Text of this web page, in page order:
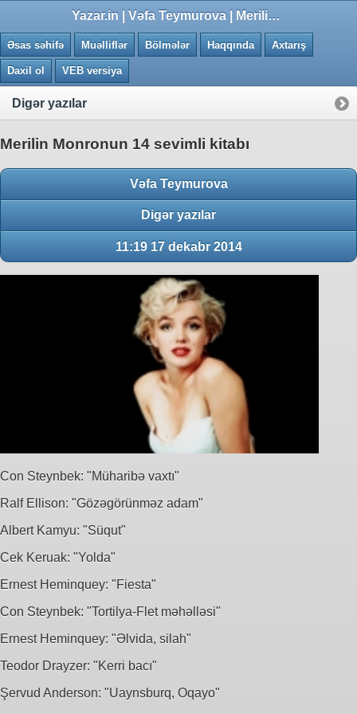
Yazar.in | Vəfa Teymurova | Merilin Monronun 14 sevimli kitabı
Əsas səhifə Muəlliflər Bölmələr Haqqında Axtarış
Daxil ol VEB versiya
Digər yazılar
Merilin Monronun 14 sevimli kitabı
Vəfa Teymurova
Digər yazılar
11:19 17 dekabr 2014
Con Steynbek: "Müharibə vaxtı"
Ralf Ellison: "Gözəgörünməz adam"
Albert Kamyu: "Süqut"
Cek Keruak: "Yolda"
Ernest Heminquey: "Fiesta"
Con Steynbek: "Tortilya-Flet məhəlləsi"
Ernest Heminquey: "Əlvida, silah"
Teodor Drayzer: "Kerri bacı"
Şervud Anderson: "Uaynsburq, Oqayo"